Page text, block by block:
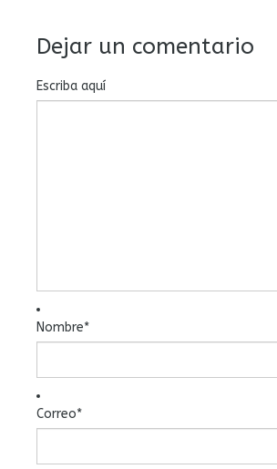
Dejar un comentario
Escriba aquí
Nombre*
Correo*